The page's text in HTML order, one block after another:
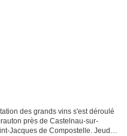
des grands vins s'est déroulé
près de Castelnau-sur-
Jacques de Compostelle. Jeudi